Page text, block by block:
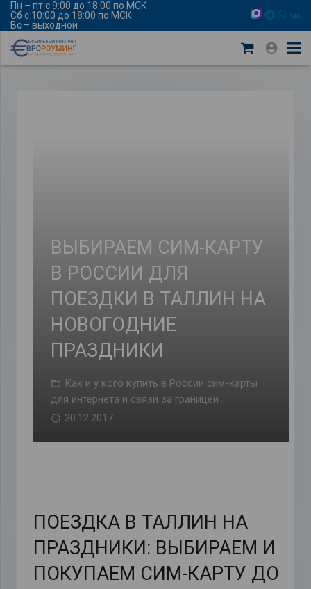
Пн – пт с 9:00 до 18:00 по МСК
Сб с 10:00 до 18:00 по МСК
Вс – выходной
ВЫБИРАЕМ СИМ-КАРТУ
В РОССИИ ДЛЯ
ПОЕЗДКИ В ТАЛЛИН НА
НОВОГОДНИЕ
ПРАЗДНИКИ
Как и у кого купить в России сим-карты
для интернета и связи за границей
20.12.2017
ПОЕЗДКА В ТАЛЛИН НА
ПРАЗДНИКИ: ВЫБИРАЕМ И
ПОКУПАЕМ СИМ-КАРТУ ДО